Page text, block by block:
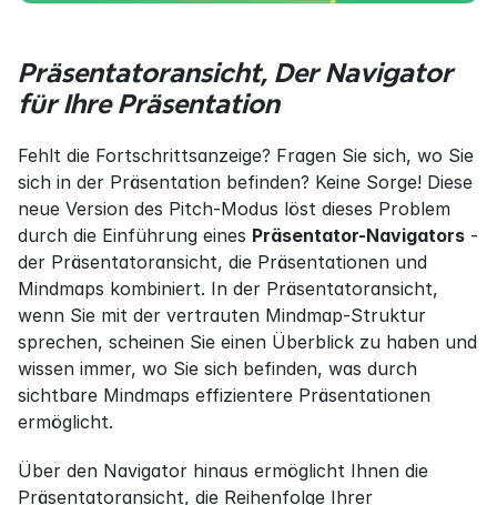
Präsentatoransicht, Der Navigator
für Ihre Präsentation
Fehlt die Fortschrittsanzeige? Fragen Sie sich, wo Sie
sich in der Präsentation befinden? Keine Sorge! Diese
neue Version des Pitch-Modus löst dieses Problem
durch die Einführung eines Präsentator-Navigators -
der Präsentatoransicht, die Präsentationen und
Mindmaps kombiniert. In der Präsentatoransicht,
wenn Sie mit der vertrauten Mindmap-Struktur
sprechen, scheinen Sie einen Überblick zu haben und
wissen immer, wo Sie sich befinden, was durch
sichtbare Mindmaps effizientere Präsentationen
ermöglicht.
Über den Navigator hinaus ermöglicht Ihnen die
Präsentatoransicht, die Reihenfolge Ihrer